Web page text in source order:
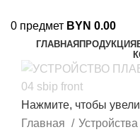
0 предмет BYN 0.00
ГЛАВНАЯ ПРОДУКЦИЯ
Нажмите, чтобы
Главная